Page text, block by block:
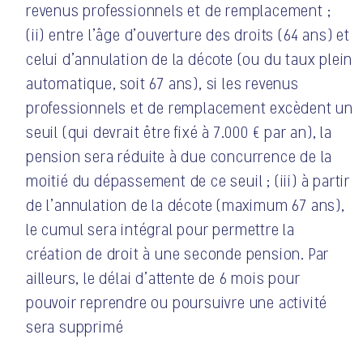
revenus professionnels et de remplacement ;
(ii) entre l’âge d’ouverture des droits (64 ans) et
celui d’annulation de la décote (ou du taux plein
automatique, soit 67 ans), si les revenus
professionnels et de remplacement excèdent un
seuil (qui devrait être fixé à 7.000 € par an), la
pension sera réduite à due concurrence de la
moitié du dépassement de ce seuil ; (iii) à partir
de l’annulation de la décote (maximum 67 ans),
le cumul sera intégral pour permettre la
création de droit à une seconde pension. Par
ailleurs, le délai d’attente de 6 mois pour
pouvoir reprendre ou poursuivre une activité
sera supprimé